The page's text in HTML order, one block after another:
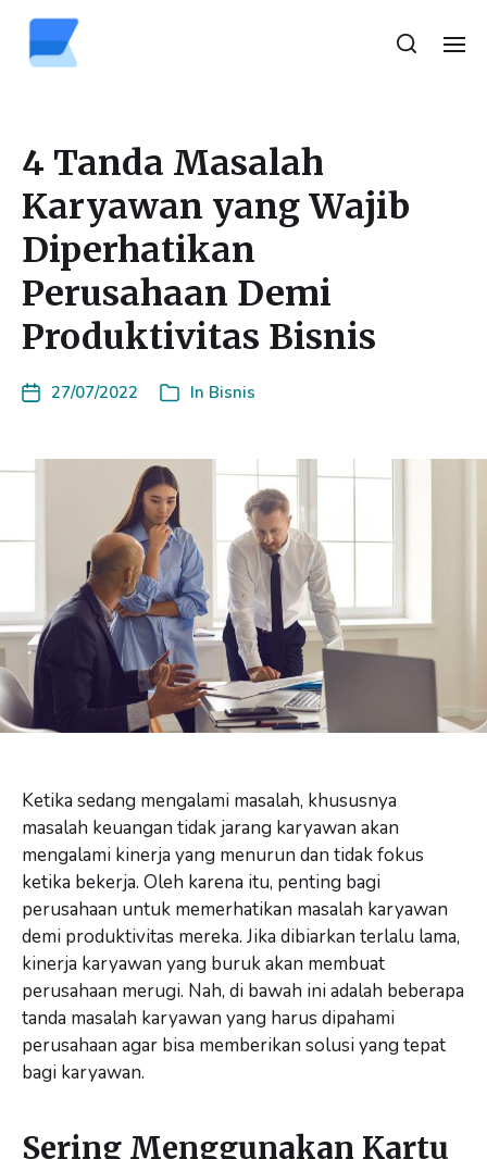
4 Tanda Masalah
Karyawan yang Wajib
Diperhatikan
Perusahaan Demi
Produktivitas Bisnis
27/07/2022 In Bisnis
Ketika sedang mengalami masalah, khususnya
masalah keuangan tidak jarang karyawan akan
mengalami kinerja yang menurun dan tidak fokus
ketika bekerja. Oleh karena itu, penting bagi
perusahaan untuk memerhatikan masalah karyawan
demi produktivitas mereka. Jika dibiarkan terlalu lama,
kinerja karyawan yang buruk akan membuat
perusahaan merugi. Nah, di bawah ini adalah beberapa
tanda masalah karyawan yang harus dipahami
perusahaan agar bisa memberikan solusi yang tepat
bagi karyawan.
Sering Menggunakan Kartu